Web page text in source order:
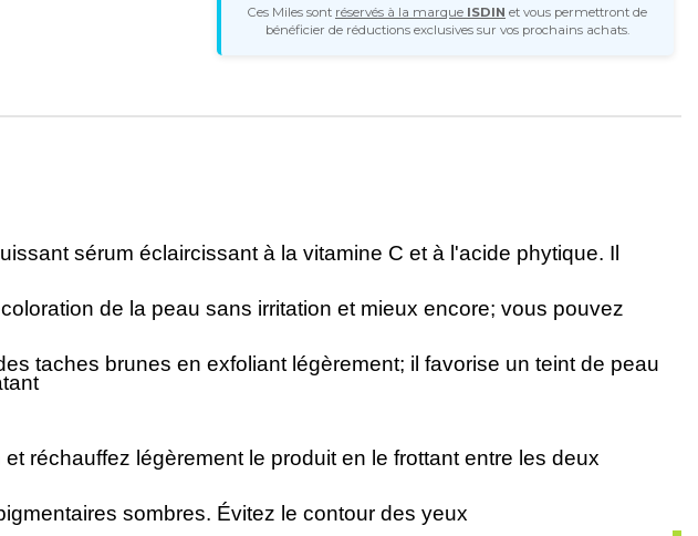
Ces Miles sont réservés à la marque ISDIN et vous permettront de
bénéficier de réductions exclusives sur vos prochains achats.
sérum éclaircissant à la vitamine C et à l'acide phytique. Il
de la peau sans irritation et mieux encore; vous pouvez
taches brunes en exfoliant légèrement; il favorise un teint de peau
réchauffez légèrement le produit en le frottant entre les deux
sombres. Évitez le contour des yeux